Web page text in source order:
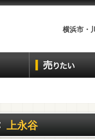
横浜市・
上永谷